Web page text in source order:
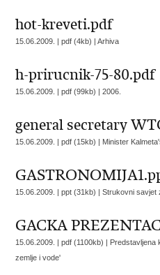
hot-kreveti.pdf
15.06.2009. | pdf (4kb) |Arhiva
h-prirucnik-75-80.pdf
15.06.2009. | pdf (99kb) |2006.
general secretary
15.06.2009. | pdf (15kb) | Minister
15.06.2009. | ppt (31kb) |Strukovni savjet
GACKA
15.06.2009. | pdf (1100kb) | Predstavljena
zemlje i vode'